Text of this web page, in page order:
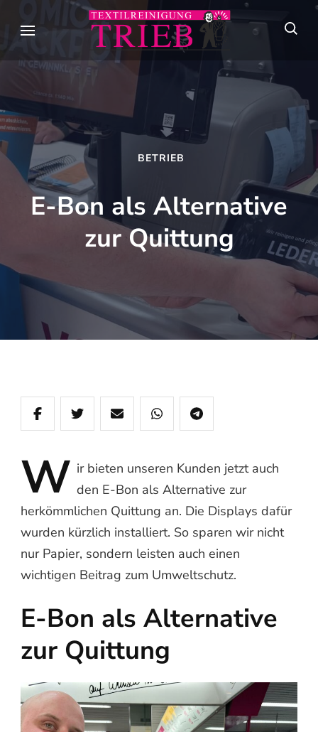
Enter)
Trieb
Textilpflege seit
über 90 Jahren in
BETRIEB
E-Bon als Alternative
zur Quittung
W irbieten unseren Kunden jetzt auch
den E-Bon als Alternative zur
herkömmlichen Quittung an. Die Displays dafür
wurden kürzlich installiert. So sparen wir nicht
nur Papier, sondern leisten auch einen
wichtigen Beitrag zum Umweltschutz.
E-Bon als Alternative
zur Quittung